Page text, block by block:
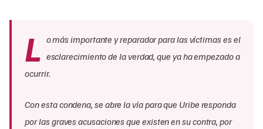
L o más importante y reparador para las víctimas es el
esclarecimiento de la verdad, que ya ha empezado a
ocurrir.
Con esta condena, se abre la vía para que Uribe responda
por las graves acusaciones que existen en su contra, por